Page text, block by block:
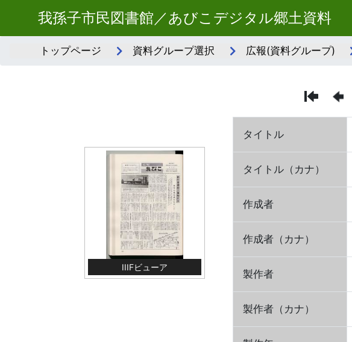
我孫子市民図書館／あびこデジタル郷土資料
トップページ 資料グループ選択 広報(資料グループ)
IIIFビューア
タイトル
タイトル（カナ）
作成者
作成者（カナ）
製作者
製作者（カナ）